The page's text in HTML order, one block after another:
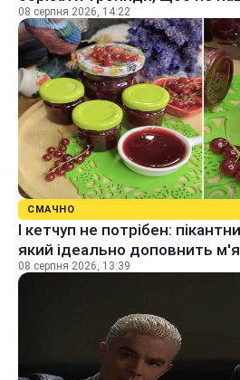
08 серпня 2026, 14:22
СМАЧНО
І кетчуп не потрібен:
який ідеально доповнить
08 серпня 2026, 13:39